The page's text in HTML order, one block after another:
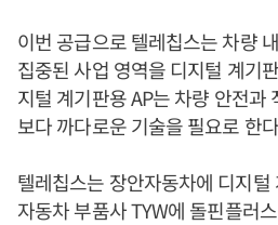
이번 공급으로 텔레칩스는 차량
집중된 사업 영역을 디지털 계기
지털 계기판용 AP는 차량 안전과
보다 까다로운 기술을 필요로 한
텔레칩스는 장안자동차에 디지
자동차 부품사 TYW에 돌핀플러